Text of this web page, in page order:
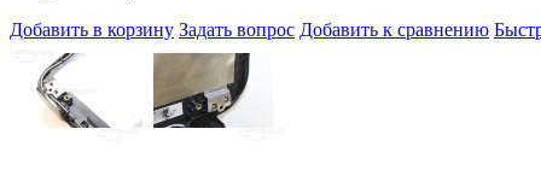
Добавить в корзину Задать вопрос Добавить к сравнению